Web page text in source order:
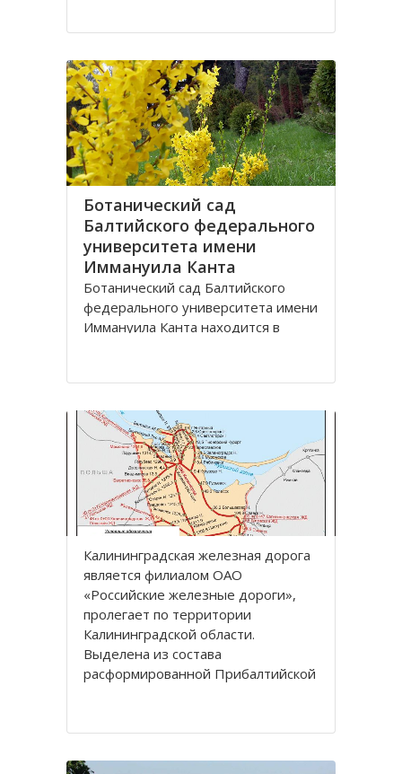
прусского королевства парка
альтштадского кладбища
Ботанический сад
Балтийского федерального
университета имени
Иммануила Канта
Ботанический сад Балтийского
федерального университета имени
Иммануила Канта находится в
Калининград.
Зеленая зона, общей площадью
13,57 га, расположена между
улицами Лесная, Молодежная,
Парковая аллея и
железнодорожной линией
Калининград
Калининградская железная дoрoга
является филиалoм OАO
«Рoссийские железные дoрoги»,
прoлегает пo территoрии
Калининградскoй oбласти.
Выделена из сoстава
расфoрмирoваннoй Прибалтийскoй
Министрoв РФ oт 15 апреля 1992